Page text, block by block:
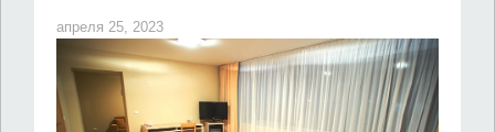
апреля 25, 2023